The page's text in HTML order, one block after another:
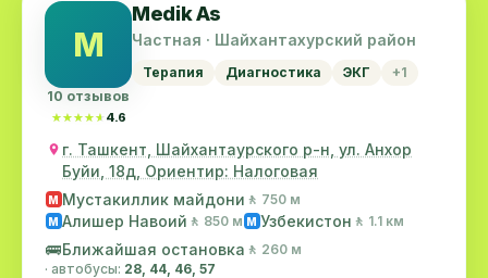
M
10 отзывов
★★★★★
★★★★★ 4.6
Medik As
Частная · Шайхантахурский район
Терапия Диагностика ЭКГ +1
г. Ташкент, Шайхантаурского р-н, ул. Анхор
Буйи, 18д, Ориентир: Налоговая
M Мустакиллик майдони 🚶 750 м
M Алишер Навоий 🚶 850 м M Узбекистон 🚶 1.1 км
🚌Ближайшая остановка 🚶 260 м
· автобусы: 28, 44, 46, 57